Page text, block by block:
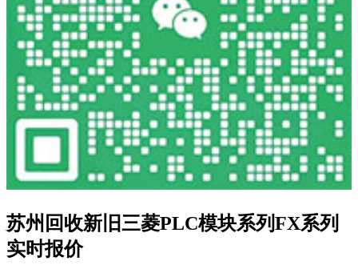
苏州回收新旧三菱PLC模块系列FX系列
实时报价